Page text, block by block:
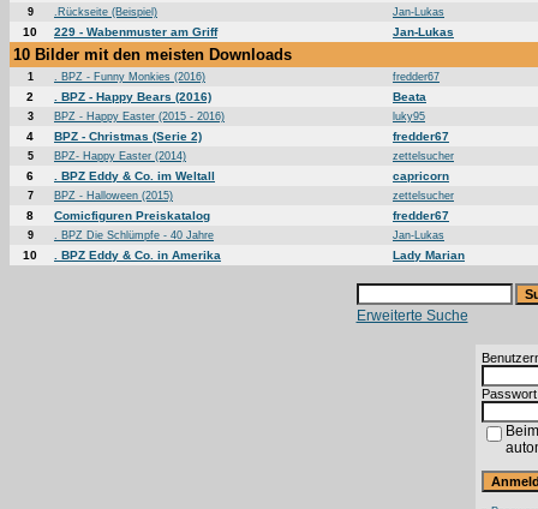
9 .Rückseite (Beispiel) Jan-Lukas
10 229 - Wabenmuster am Griff Jan-Lukas
10 Bilder mit den meisten Downloads
1 . BPZ - Funny Monkies (2016) fredder67
2 . BPZ - Happy Bears (2016) Beata
3 BPZ - Happy Easter (2015 - 2016) luky95
4 BPZ - Christmas (Serie 2) fredder67
5 BPZ- Happy Easter (2014) zettelsucher
6 . BPZ Eddy & Co. im Weltall capricorn
7 BPZ - Halloween (2015) zettelsucher
8 Comicfiguren Preiskatalog fredder67
9 . BPZ Die Schlümpfe - 40 Jahre Jan-Lukas
10 . BPZ Eddy & Co. in Amerika Lady Marian
Erweiterte Suche